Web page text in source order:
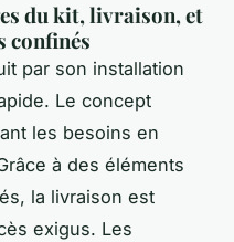
du kit, livraison, et
confinés
par son installation
Le concept
les besoins en
à des éléments
la livraison est
exigus. Les